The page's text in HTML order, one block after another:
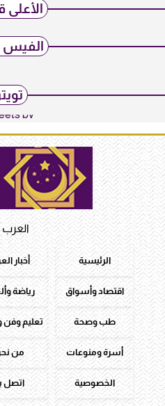
الأعلى
الفيس
by
العرب 24
الرئيسية أخبار
اقتصاد وأسواق رياضة
طب وصحة تعليم وفن
أسرة ومنوعات من
الخصوصية اتصل